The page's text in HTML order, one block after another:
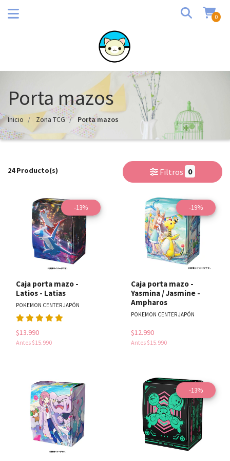
0
Porta mazos
Inicio Zona TCG Porta mazos
24 Producto(s) Filtros 0
-13%
Caja porta mazo -
Latios - Latias
POKEMON CENTER JAPÓN
$13.990
Antes $15.990
-19%
Caja porta mazo -
Yasmina / Jasmine -
Ampharos
POKEMON CENTER JAPÓN
$12.990
Antes $15.990
-13%